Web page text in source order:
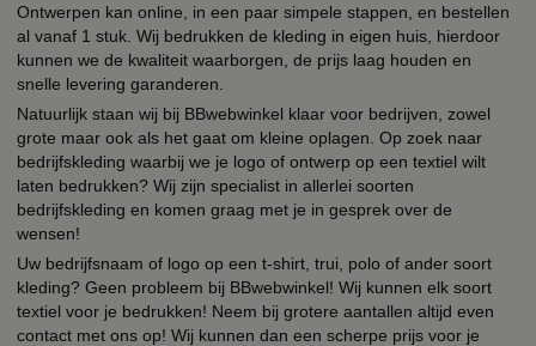
Ontwerpen kan online, in een paar simpele stappen, en bestellen
al vanaf 1 stuk. Wij bedrukken de kleding in eigen huis, hierdoor
kunnen we de kwaliteit waarborgen, de prijs laag houden en
snelle levering garanderen.
Natuurlijk staan wij bij BBwebwinkel klaar voor bedrijven, zowel
grote maar ook als het gaat om kleine oplagen. Op zoek naar
bedrijfskleding waarbij we je logo of ontwerp op een textiel wilt
laten bedrukken? Wij zijn specialist in allerlei soorten
bedrijfskleding en komen graag met je in gesprek over de
wensen!
Uw bedrijfsnaam of logo op een t-shirt, trui, polo of ander soort
kleding? Geen probleem bij BBwebwinkel! Wij kunnen elk soort
textiel voor je bedrukken! Neem bij grotere aantallen altijd even
contact met ons op! Wij kunnen dan een scherpe prijs voor je